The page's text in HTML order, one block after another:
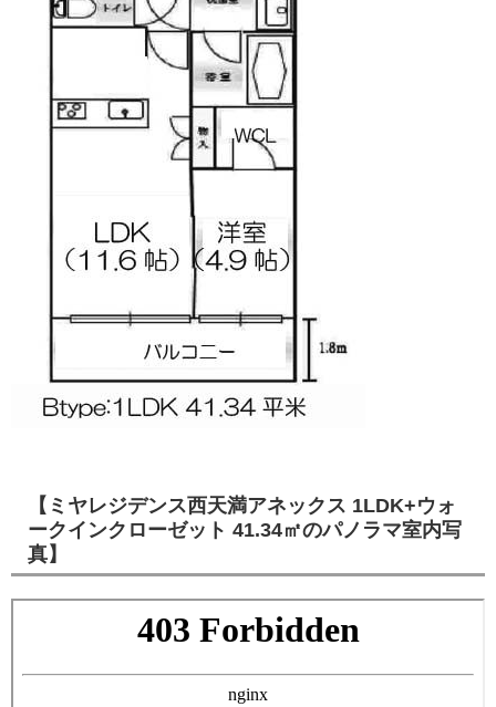
【ミヤレジデンス西天満アネックス 1LDK+ウォ
ークインクローゼット 41.34㎡のパノラマ室内写
真】